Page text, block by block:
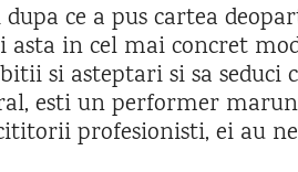
ce a pus cartea
in cel mai concret
si asteptari si sa
esti un performer
profesionisti, ei au